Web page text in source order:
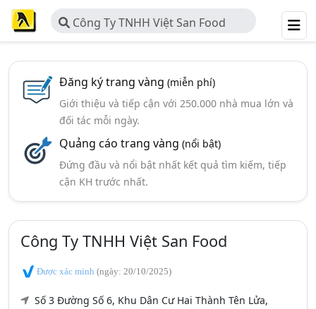
Công Ty TNHH Việt San Food
Đăng ký trang vàng (miễn phí)
Giới thiệu và tiếp cận với 250.000 nhà mua lớn và
đối tác mỗi ngày.
Quảng cáo trang vàng (nổi bật)
Đứng đầu và nổi bật nhất kết quả tìm kiếm, tiếp
cận KH trước nhất.
Công Ty TNHH Việt San Food
Được xác minh (ngày: 20/10/2025)
Số 3 Đường Số 6, Khu Dân Cư Hai Thành Tên Lửa,